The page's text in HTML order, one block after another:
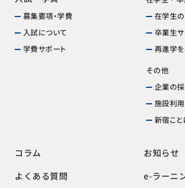
募集要項・学費
入試について
学費サポート
在学生
卒業生
再進学
その他
企業の
施設利
新宿こ
コラム お知らせ
よくある質問 e-ラーニ